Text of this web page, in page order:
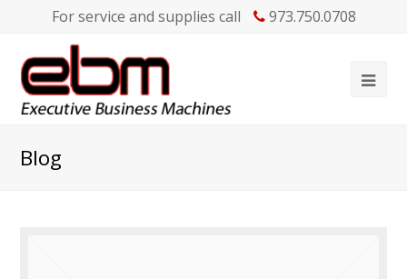
For service and supplies call 973.750.0708
Blog